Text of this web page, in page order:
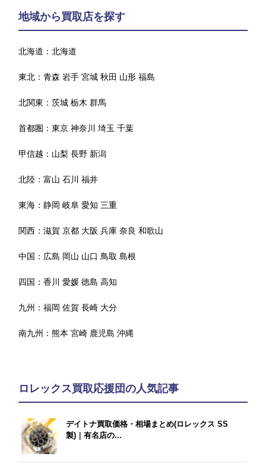
地域から買取店を探す
北海道：北海道
東北：青森 岩手 宮城 秋田 山形 福島
北関東：茨城 栃木 群馬
首都圏：東京 神奈川 埼玉 千葉
甲信越： 山梨 長野 新潟
北陸：富山 石川 福井
東海：静岡 岐阜 愛知 三重
関西：滋賀 京都 大阪 兵庫 奈良 和歌山
中国： 広島 岡山 山口 鳥取 島根
四国：香川 愛媛 徳島 高知
九州：福岡 佐賀 長崎 大分
南九州：熊本 宮崎 鹿児島 沖縄
ロレックス買取応援団の人気記事
デイトナ買取価格・相場まとめ(ロレックス SS
製)｜有名店の...